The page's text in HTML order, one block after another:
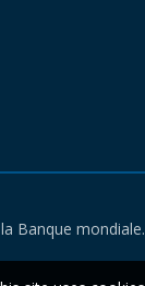
Banque